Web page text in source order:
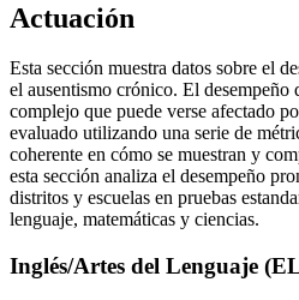
Actuación
Esta sección muestra datos sobre el
el ausentismo crónico. El desempeño
complejo que puede verse afectado
evaluado utilizando una serie de
coherente en cómo se muestran y
esta sección analiza el desempeño
distritos y escuelas en pruebas
lenguaje, matemáticas y ciencias.
Inglés/Artes del Lenguaje